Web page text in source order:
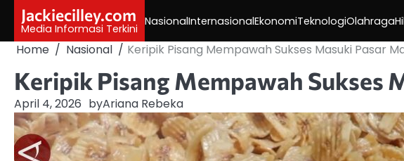
content
Jackiecilley.com
Media Informasi Terkini
NasionalInternasionalEkonomiTeknologiOlahraga
Home Nasional Keripik Pisang Mempawah Sukses Masuki Pasar
Keripik Pisang Mempawah Sukses
April 4, 2026 byAriana Rebeka